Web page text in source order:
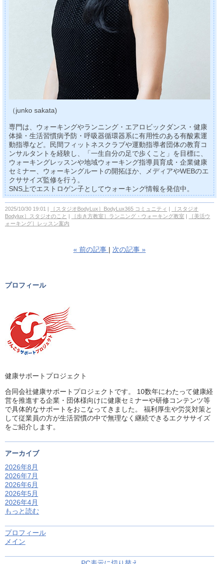
（junko sakata)
専門は、ウォーキングやランニング・エアロビックダンス・健康
体操・生活習慣病予防・呼吸器循環器系に有用性のある有酸素運
動指導など。民間フィットネスクラブや運動指導者団体の教育コ
ンサルタントを経験し、「一生自分の足で歩くこと」を目標に、
ウォーキングレッスンや地域ウォーキング指導員育成・企業健康
セミナー、ウォーキングルートの開拓ほか、メディアやWEBのエ
クササイズ監修を行う。
SNS上でエストロゲン子としてウォーキング情報を発信中。
2025/10/30 19:01 ［スタジオBodyLux］BodyLux365 コミュニティ
［スタジオ
Bodylux］スタジオのこと
［歩き方教室］ランニング・ウォーキング教室
［美活ウ
ォーキング］レッスン案内
« 前の記事 次の記事 »
プロフィール
健康サポートプロジェクト
合同会社健康サポートプロジェクトです。 10数年にわたって健康経
営を推進する企業・団体様向けに健康セミナーや研修コンテンツ等
で具体的なサポートをおこなってきました。 福利厚生や労災対策と
して従業員の方が生活習慣の中で無理なく継続できるエクササイズ
をご紹介します。
アーカイブ
2026年8月
2026年7月
2026年6月
2026年5月
2026年4月
もっと読む
プロフィール
メイン